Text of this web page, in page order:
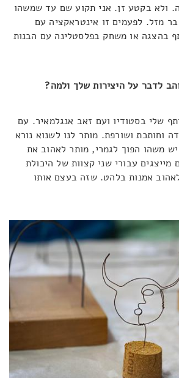
ולא בקטע זן. אני תקוע שם עד שמשהו
בר מזל. לפעמים זו אינטראקציה עם
בהצגה או משחק בפלסטלינה עם הבנות
שלי בסטודיו ועם זאב אנגלמאיר. עם
וחותכת ושורפת. מותר לנו לשנוא נורא
משהו הפוך לגמרי, מותר לאהוב את
מייצגים עבורי שני קצוות של היכולת
אמנות בלהט. שזה בעצם אותו